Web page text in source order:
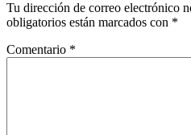
Tu dirección de correo electrónico
obligatorios están marcados con *
Comentario *